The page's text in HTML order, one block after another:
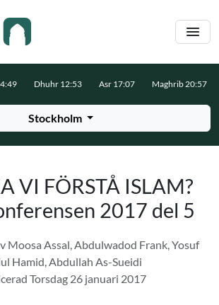
Stockholm
Dhuhr 12:53 Asr 17:07 Maghrib 20:57
VI FÖRSTÅ ISLAM?
2017 del 5
Moosa Assal, Abdulwadod Frank, Yosuf
Hamid, Abdullah As-Sueidi
Torsdag 26 januari 2017